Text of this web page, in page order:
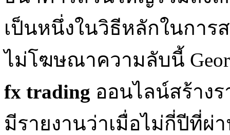
เป็นหนึ่งในวิธีหลักในการ
ไม่โฆษณาความลับนี้
fx trading ออนไลน์สร้าง
มีรายงานว่าเมื่อไม่กี่ปีที่ผ่